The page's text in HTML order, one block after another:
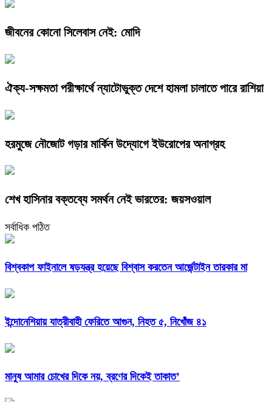
জীবনের কোনো সিলেবাস নেই: মোদি
ঐক্য-সক্ষমতা পরীক্ষার্থে ন্যাটোভুক্ত দেশে হামলা চালাতে পারে রাশিয়া
হরমুজে নৌজোট গড়ার মার্কিন উদ্যোগে ইউরোপের অনাগ্রহ
শেখ হাসিনার বক্তব্যে সমর্থন নেই ভারতের: জয়সওয়াল
সর্বাধিক পঠিত
বিশ্বকাপ ফাইনালে ষড়যন্ত্র হয়েছে বিশ্বাস করতেন আর্জেন্টাইন তারকার মা
ইন্দোনেশিয়ায় যাত্রীবাহী ফেরিতে আগুন, নিহত ৫, নিখোঁজ ৪১
মানুষ আমার চোখের দিকে নয়, ব্রণের দিকেই তাকাত’